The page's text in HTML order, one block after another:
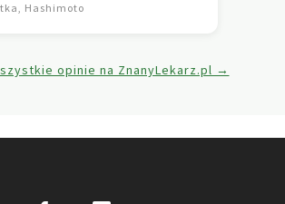
Hashimoto
opinie na ZnanyLekarz.pl →